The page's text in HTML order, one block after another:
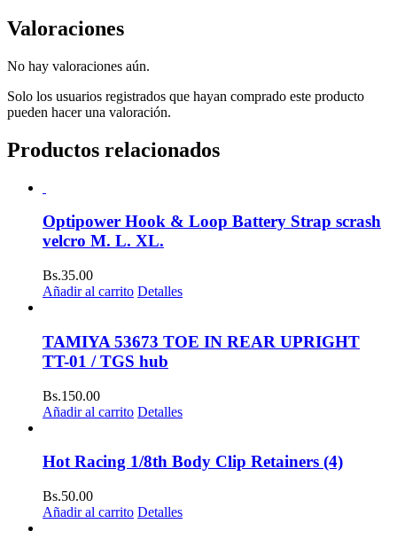
Valoraciones
No hay valoraciones aún.
Solo los usuarios registrados que hayan comprado este producto
pueden hacer una valoración.
Productos relacionados
Optipower Hook & Loop Battery Strap scrash
velcro M. L. XL.
Bs.35.00
Añadir al carrito Detalles
TAMIYA 53673 TOE IN REAR UPRIGHT
TT-01 / TGS hub
Bs.150.00
Añadir al carrito Detalles
Hot Racing 1/8th Body Clip Retainers (4)
Bs.50.00
Añadir al carrito Detalles